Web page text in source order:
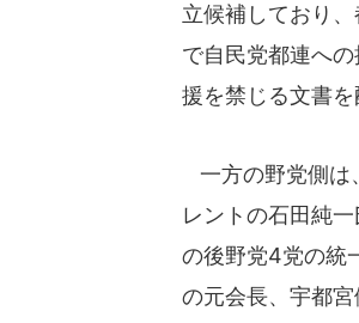
立候補しており
で自民党都連へ
援を禁じる文書を
一方の野党側は
レントの石田純
の後野党4党の統
の元会長、宇都